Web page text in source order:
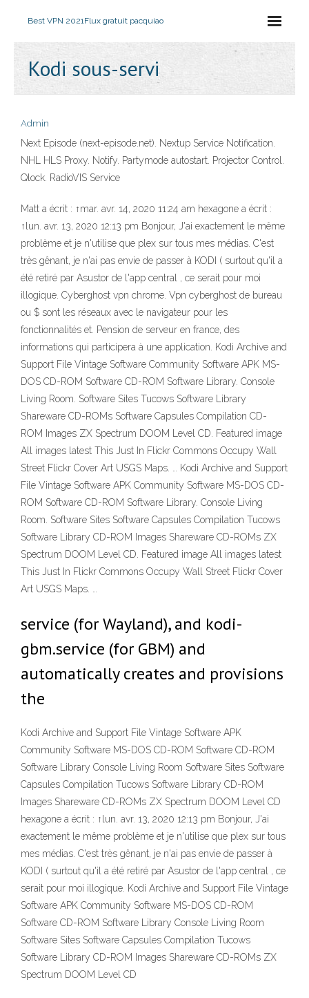
Best VPN 2021Flux gratuit pacquiao
Kodi sous-servi
Admin
Next Episode (next-episode.net). Nextup Service Notification.
NHL HLS Proxy. Notify. Partymode autostart. Projector Control.
Qlock. RadioVIS Service
Matt a écrit : ↑mar. avr. 14, 2020 11:24 am hexagone a écrit :
↑lun. avr. 13, 2020 12:13 pm Bonjour, J'ai exactement le même
problème et je n'utilise que plex sur tous mes médias. C'est
très gênant, je n'ai pas envie de passer à KODI ( surtout qu'il a
été retiré par Asustor de l'app central , ce serait pour moi
illogique. Cyberghost vpn chrome. Vpn cyberghost de bureau
ou $ sont les réseaux avec le navigateur pour les
fonctionnalités et. Pension de serveur en france, des
informations qui participera à une application. Kodi Archive and
Support File Vintage Software Community Software APK MS-
DOS CD-ROM Software CD-ROM Software Library. Console
Living Room. Software Sites Tucows Software Library
Shareware CD-ROMs Software Capsules Compilation CD-
ROM Images ZX Spectrum DOOM Level CD. Featured image
All images latest This Just In Flickr Commons Occupy Wall
Street Flickr Cover Art USGS Maps. … Kodi Archive and Support
File Vintage Software APK Community Software MS-DOS CD-
ROM Software CD-ROM Software Library. Console Living
Room. Software Sites Software Capsules Compilation Tucows
Software Library CD-ROM Images Shareware CD-ROMs ZX
Spectrum DOOM Level CD. Featured image All images latest
This Just In Flickr Commons Occupy Wall Street Flickr Cover
Art USGS Maps. …
service (for Wayland), and kodi-
gbm.service (for GBM) and
automatically creates and provisions
the
Kodi Archive and Support File Vintage Software APK
Community Software MS-DOS CD-ROM Software CD-ROM
Software Library Console Living Room Software Sites Software
Capsules Compilation Tucows Software Library CD-ROM
Images Shareware CD-ROMs ZX Spectrum DOOM Level CD
hexagone a écrit : ↑lun. avr. 13, 2020 12:13 pm Bonjour, J'ai
exactement le même problème et je n'utilise que plex sur tous
mes médias. C'est très gênant, je n'ai pas envie de passer à
KODI ( surtout qu'il a été retiré par Asustor de l'app central , ce
serait pour moi illogique. Kodi Archive and Support File Vintage
Software APK Community Software MS-DOS CD-ROM
Software CD-ROM Software Library Console Living Room
Software Sites Software Capsules Compilation Tucows
Software Library CD-ROM Images Shareware CD-ROMs ZX
Spectrum DOOM Level CD